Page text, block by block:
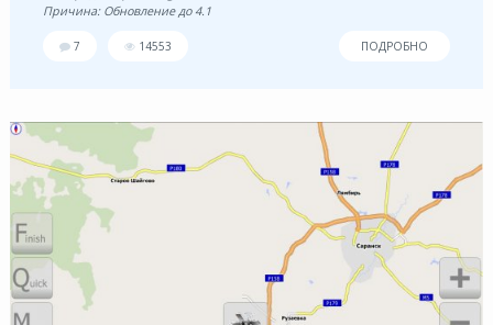
Причина: Обновление до 4.1
7 14553 ПОДРОБНО